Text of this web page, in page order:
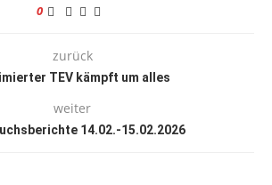
0
zurück
TEV kämpft um alles
weiter
14.02.-15.02.2026